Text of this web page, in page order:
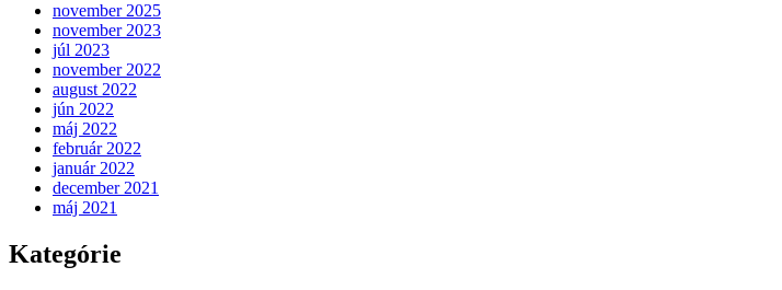
november 2025
november 2023
júl 2023
november 2022
august 2022
jún 2022
máj 2022
február 2022
január 2022
december 2021
máj 2021
Kategórie